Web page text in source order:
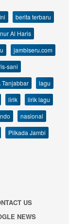
berita terbaru
Al Haris
jambiseru.com
sani
Tanjabbar
lagu
lirik
lirik lagu
nasional
Pilkada Jambi
US
NEWS